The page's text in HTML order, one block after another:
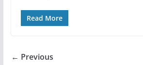
Read More
← Previous